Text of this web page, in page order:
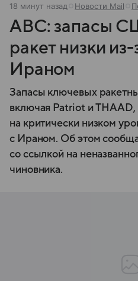
18 минут назад Новости Mail
ABC: запасы
ракет низки
Ираном
Запасы ключевых
включая Patriot и THAAD,
на критически низком
с Ираном. Об этом
со ссылкой на
чиновника.